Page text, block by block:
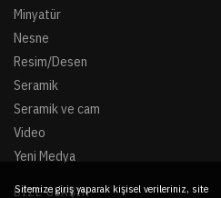
Minyatür
Nesne
Resim/Desen
Seramik
Seramik ve cam
Video
Yeni Medya
BIZE ULAŞIN
Sitemize giriş yaparak kişisel verileriniz, site